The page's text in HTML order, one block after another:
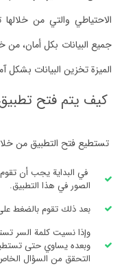
الاحتياطي والتي من
جميع البيانات بكل أمان،
الميزة تخزين البيانات
كيف يتم فتح
تستطيع فتح التطبيق من
في البداية يجب أن
الصور في هذا التطبيق.
بعد ذلك تقوم بالضغط
وبعده يساوي حتى
التحقق من السؤال